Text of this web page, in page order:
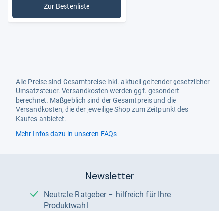
Zur Bestenliste: Medikamente für Geschlechtsorgane
Alle Preise sind Gesamtpreise inkl. aktuell geltender gesetzlicher
Umsatzsteuer. Versandkosten werden ggf. gesondert
berechnet. Maßgeblich sind der Gesamtpreis und die
Versandkosten, die der jeweilige Shop zum Zeitpunkt des
Kaufes anbietet.
Mehr Infos dazu in unseren FAQs
Newsletter
Neutrale Ratgeber – hilfreich für Ihre
Produktwahl